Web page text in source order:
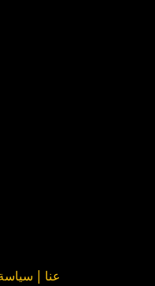
عنا | سياسة